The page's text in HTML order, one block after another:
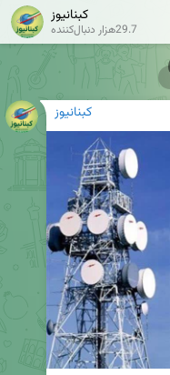
کبنانیوز
29.7هزار دنبال‌کننده
کبنانیوز